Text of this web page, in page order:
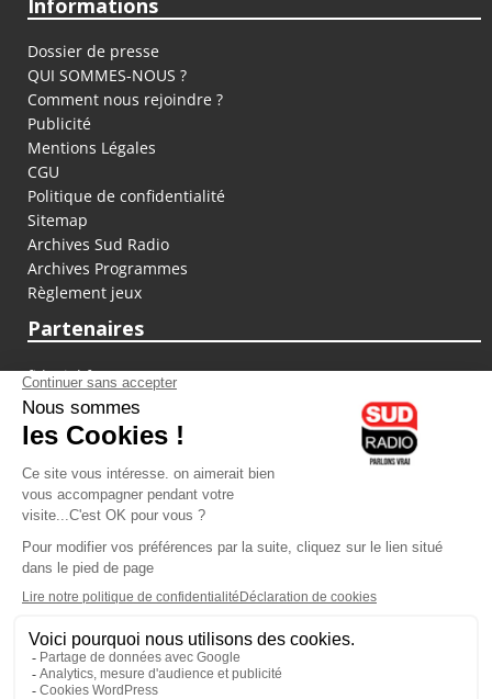
Informations
Dossier de presse
QUI SOMMES-NOUS ?
Comment nous rejoindre ?
Publicité
Mentions Légales
CGU
Politique de confidentialité
Sitemap
Archives Sud Radio
Archives Programmes
Règlement jeux
Partenaires
fiducial.fr
lyoncapitale.fr
olympique-et-lyonnais.com
L'application Iphone / Android
Téléchargez l'application
Les cookies
Gestion des cookies
Crédit photos : ©Sud Radio / Pierre Olivier